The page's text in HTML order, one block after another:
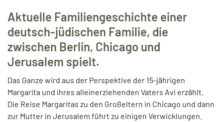
Aktuelle Familiengeschichte einer
deutsch-jüdischen Familie, die
zwischen Berlin, Chicago und
Jerusalem spielt.
Das Ganze wird aus der Perspektive der 15-jährigen
Margarita und ihres alleinerziehenden Vaters Avi erzählt.
Die Reise Margaritas zu den Großeltern in Chicago und dann
zur Mutter in Jerusalem führt zu einigen Verwicklungen.